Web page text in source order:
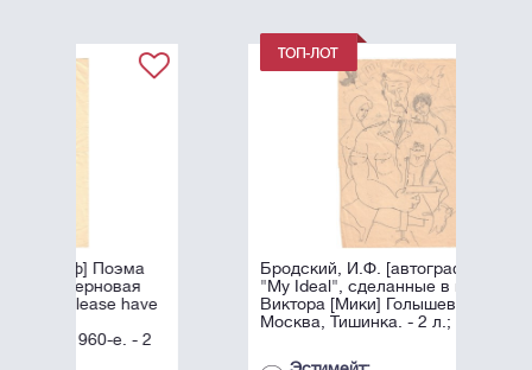
Бродский, И.Ф. [автограф] Рисунки
"My Ideal", сделанные в квартире
Виктора [Мики] Голышева. 1960-е.
Москва, Тишинка. - 2 л.; 29х21 см.